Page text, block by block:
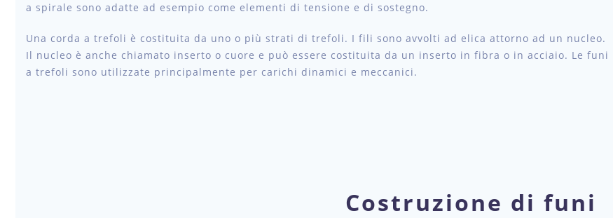
a spirale sono adatte ad esempio come elementi di tensione e di sostegno.
Una corda a trefoli è costituita da uno o più strati di trefoli. I fili sono avvolti ad elica attorno ad un nucleo.
Il nucleo è anche chiamato inserto o cuore e può essere costituita da un inserto in fibra o in acciaio. Le funi
a trefoli sono utilizzate principalmente per carichi dinamici e meccanici.
Costruzione di funi